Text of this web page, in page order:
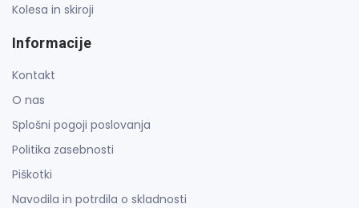
Kolesa in skiroji
Informacije
Kontakt
O nas
Splošni pogoji poslovanja
Politika zasebnosti
Piškotki
Navodila in potrdila o skladnosti